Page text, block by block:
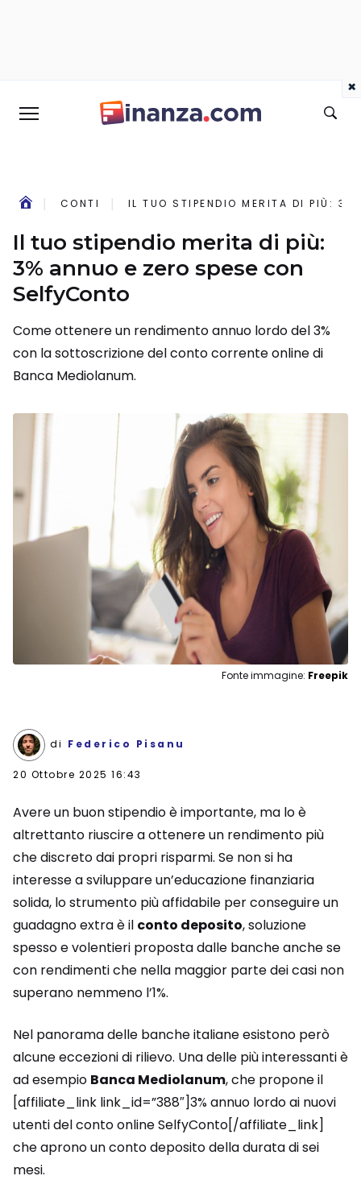
CONTI IL TUO STIPENDIO MERITA DI PIÙ: 3%
Il tuo stipendio merita di più:
3% annuo e zero spese con
SelfyConto
Come ottenere un rendimento annuo lordo del 3%
con la sottoscrizione del conto corrente online di
Banca Mediolanum.
Fonte immagine: Freepik
di Federico Pisanu
20 Ottobre 2025 16:43
Avere un buon stipendio è importante, ma lo è
altrettanto riuscire a ottenere un rendimento più
che discreto dai propri risparmi. Se non si ha
interesse a sviluppare un’educazione finanziaria
solida, lo strumento più affidabile per conseguire un
guadagno extra è il conto deposito, soluzione
spesso e volentieri proposta dalle banche anche se
con rendimenti che nella maggior parte dei casi non
superano nemmeno l’1%.
Nel panorama delle banche italiane esistono però
alcune eccezioni di rilievo. Una delle più interessanti è
ad esempio Banca Mediolanum, che propone il
[affiliate_link link_id=”388″]3% annuo lordo ai nuovi
utenti del conto online SelfyConto[/affiliate_link]
che aprono un conto deposito della durata di sei
mesi.
×